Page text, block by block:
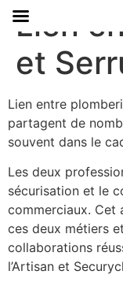
Lien
et
Lien entre
partagent de
souvent dans le
Les deux
sécurisation et le
commerciaux. Cet
ces deux métiers
collaborations
l’Artisan et